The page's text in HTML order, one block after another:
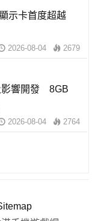
示卡首度超越
2026-08-04 2679
影響開發 8GB
2026-08-04 2764